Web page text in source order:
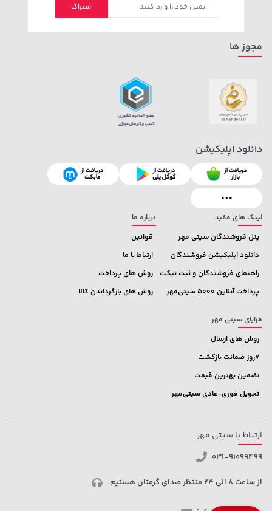
اشتراک
لینک های مفید
پنل فروشندگان سیتی مهر
دانلود اپلیکیشن فروشندگان
راهنمای فروشندگان و ثبت تیکت
پرداخت آنلاین 5000 سیتی‌مهر
درباره ما
قوانین
ارتباط با ما
روش های پرداخت
روش های بازگرداندن کالا
مزایای سیتی مهر
روش های ارسال
7روز ضمانت بازگشت
تضمین بهترین قیمت
تحویل فوری-عادی سیتی‌مهر
مجوز ها
دانلود اپلیکیشن
ارتباط با سیتی مهر
031-91099499
از ساعت 8 الی 24 منتظر صدای گرمتان هستیم.